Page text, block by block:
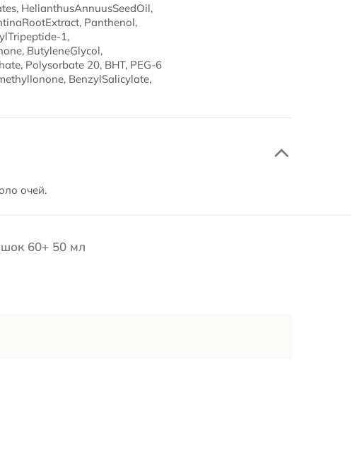
HelianthusAnnuusSeedOil,
Panthenol,
1,
ButyleneGlycol,
Polysorbate 20, BHT, PEG-6
BenzylSalicylate,
очей.
60+ 50 мл